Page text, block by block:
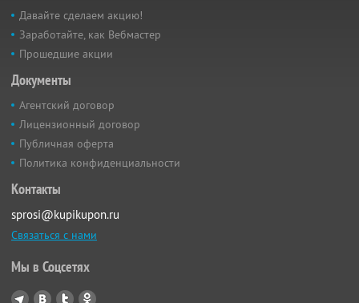
Давайте сделаем акцию!
Заработайте, как Вебмастер
Прошедшие акции
Документы
Агентский договор
Лицензионный договор
Публичная оферта
Политика конфиденциальности
Контакты
sprosi@kupikupon.ru
Связаться с нами
Мы в Соцсетях